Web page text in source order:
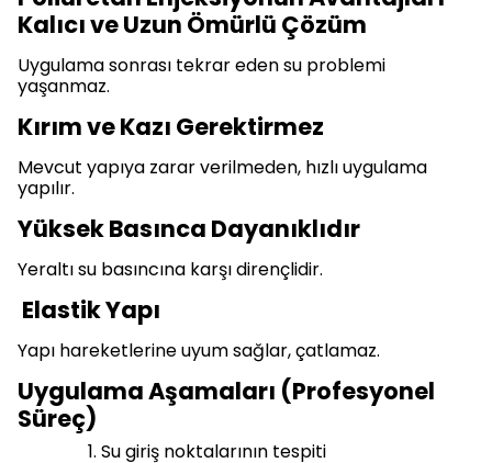
Kalıcı ve Uzun Ömürlü Çözüm
Uygulama sonrası tekrar eden su problemi
yaşanmaz.
Kırım ve Kazı Gerektirmez
Mevcut yapıya zarar verilmeden, hızlı uygulama
yapılır.
Yüksek Basınca Dayanıklıdır
Yeraltı su basıncına karşı dirençlidir.
Elastik Yapı
Yapı hareketlerine uyum sağlar, çatlamaz.
Uygulama Aşamaları (Profesyonel
Süreç)
Su giriş noktalarının tespiti